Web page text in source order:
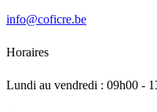
info@coficre.be
Horaires
Lundi au vendredi : 09h00 -